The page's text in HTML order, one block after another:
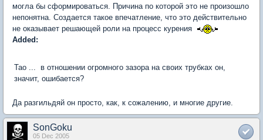
могла бы сформироваться. Причина по которой это не произошло
непонятна. Создается такое впечатление, что это действительно
не оказывает решающей роли на процесс курения
Added:
Тао ... в отношении огромного зазора на своих трубках он,
значит, ошибается?
Да разгильдяй он просто, как, к сожалению, и многие другие.
SonGoku
05 Dec 2005